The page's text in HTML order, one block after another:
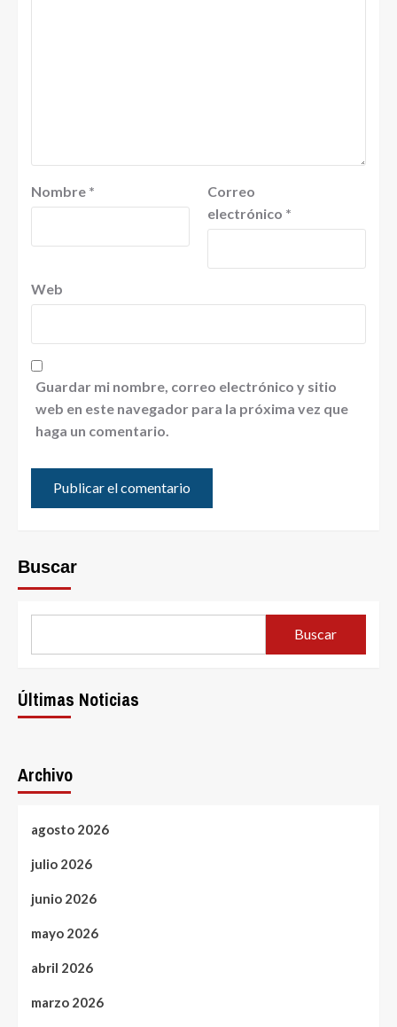
Nombre *
Correo
electrónico *
Web
Guardar mi nombre, correo electrónico y sitio
web en este navegador para la próxima vez que
haga un comentario.
Buscar
Buscar
Últimas Noticias
Archivo
agosto 2026
julio 2026
junio 2026
mayo 2026
abril 2026
marzo 2026